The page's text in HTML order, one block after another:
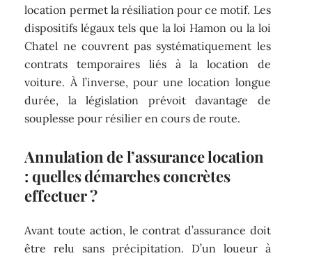
location permet la résiliation pour ce motif. Les
dispositifs légaux tels que la loi Hamon ou la loi
Chatel ne couvrent pas systématiquement les
contrats temporaires liés à la location de
voiture. À l’inverse, pour une location longue
durée, la législation prévoit davantage de
souplesse pour résilier en cours de route.
Annulation de l’assurance location
: quelles démarches concrètes
effectuer ?
Avant toute action, le contrat d’assurance doit
être relu sans précipitation. D’un loueur à